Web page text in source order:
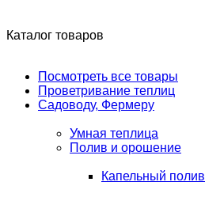
Каталог товаров
Посмотреть все товары
Проветривание теплиц
Садоводу, Фермеру
Умная теплица
Полив и орошение
Капельный полив